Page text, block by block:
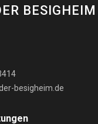
BESIGHEIM
besigheim.de